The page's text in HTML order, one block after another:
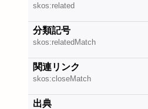
skos:related
分類記号
skos:relatedMatch
関連リンク
skos:closeMatch
出典